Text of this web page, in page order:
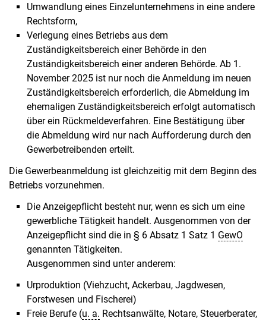
Umwandlung eines Einzelunternehmens in eine andere
Rechtsform,
Verlegung eines Betriebs aus dem
Zuständigkeitsbereich einer Behörde in den
Zuständigkeitsbereich einer anderen Behörde. Ab 1.
November 2025 ist nur noch die Anmeldung im neuen
Zuständigkeitsbereich erforderlich, die Abmeldung im
ehemaligen Zuständigkeitsbereich erfolgt automatisch
über ein Rückmeldeverfahren. Eine Bestätigung über
die Abmeldung wird nur nach Aufforderung durch den
Gewerbetreibenden erteilt.
Die Gewerbeanmeldung ist gleichzeitig mit dem Beginn des
Betriebs vorzunehmen.
Die Anzeigepflicht besteht nur, wenn es sich um eine
gewerbliche Tätigkeit handelt. Ausgenommen von der
Anzeigepflicht sind die in § 6 Absatz 1 Satz 1 GewO
genannten Tätigkeiten.
Ausgenommen sind unter anderem:
Urproduktion (Viehzucht, Ackerbau, Jagdwesen,
Forstwesen und Fischerei)
Freie Berufe (u. a. Rechtsanwälte, Notare, Steuerberater,